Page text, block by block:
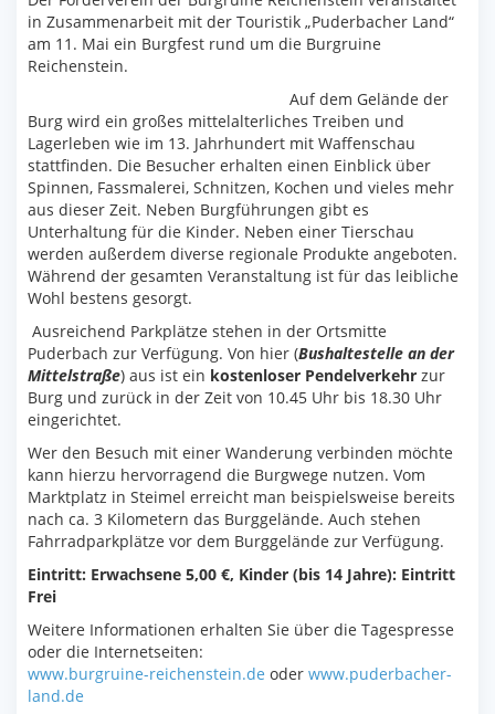
in Zusammenarbeit mit der Touristik „Puderbacher Land“
am 11. Mai ein Burgfest rund um die Burgruine
Reichenstein.
Auf dem Gelände der
Burg wird ein großes mittelalterliches Treiben und
Lagerleben wie im 13. Jahrhundert mit Waffenschau
stattfinden. Die Besucher erhalten einen Einblick über
Spinnen, Fassmalerei, Schnitzen, Kochen und vieles mehr
aus dieser Zeit. Neben Burgführungen gibt es
Unterhaltung für die Kinder. Neben einer Tierschau
werden außerdem diverse regionale Produkte angeboten.
Während der gesamten Veranstaltung ist für das leibliche
Wohl bestens gesorgt.
Ausreichend Parkplätze stehen in der Ortsmitte
Puderbach zur Verfügung. Von hier (Bushaltestelle an der
Mittelstraße) aus ist ein kostenloser Pendelverkehr zur
Burg und zurück in der Zeit von 10.45 Uhr bis 18.30 Uhr
eingerichtet.
Wer den Besuch mit einer Wanderung verbinden möchte
kann hierzu hervorragend die Burgwege nutzen. Vom
Marktplatz in Steimel erreicht man beispielsweise bereits
nach ca. 3 Kilometern das Burggelände. Auch stehen
Fahrradparkplätze vor dem Burggelände zur Verfügung.
Eintritt: Erwachsene 5,00 €, Kinder (bis 14 Jahre): Eintritt
Frei
Weitere Informationen erhalten Sie über die Tagespresse
oder die Internetseiten:
www.burgruine-reichenstein.de oder www.puderbacher-
land.de